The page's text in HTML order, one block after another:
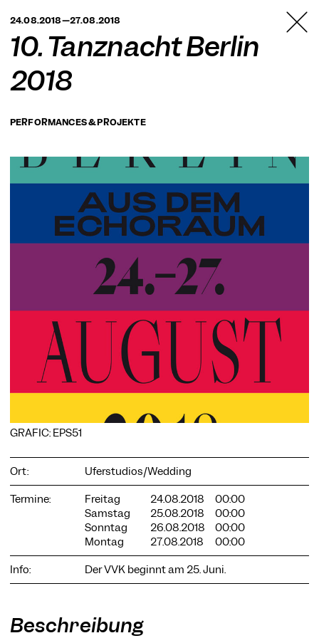
BERLIN
24.08.2018—27.08.2018
10. Tanznacht Berlin
2018
PERFORMANCES & PROJEKTE
GRAFIC: EPS51
Ort:
Uferstudios/Wedding
Termine:
Freitag 24.08.2018
00:00
Samstag
25.08.2018
00:00
Sonntag
26.08.2018
00:00
Montag
27.08.2018
00:00
Info:
Der VVK beginnt am 25. Juni.
Beschreibung
Wir verwenden Cookies und Inhalte externer Anbieter auf
unserer Website. Notwendige Cookies sind essenziell, damit
die Website weiterzuentwickeln. Sie können Ihre Einwilligung
jederzeit widerrufen. Bitte besuchen Sie unsere
Datenschutzerklärung für weitere Informationen. Unten
können Sie auswählen, welche Technologien Sie zulassen
Notwendige Cookies
Externe Medien